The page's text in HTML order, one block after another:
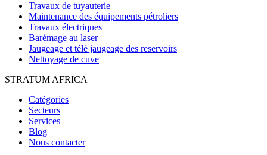
Travaux de tuyauterie
Maintenance des équipements pétroliers
Travaux électriques
Barémage au laser
Jaugeage et télé jaugeage des reservoirs
Nettoyage de cuve
STRATUM AFRICA
Catégories
Secteurs
Services
Blog
Nous contacter